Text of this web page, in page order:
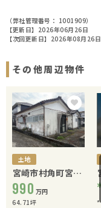
（弊社管理番号： 1001909）
【更新日】2026年06月26日
【次回更新日】2026年08月26日
その他周辺物件
土地
宮崎市村角町宮崎
牟田
990 万円
64.71坪